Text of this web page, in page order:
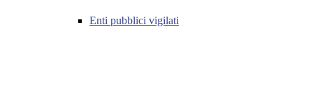
Enti pubblici vigilati